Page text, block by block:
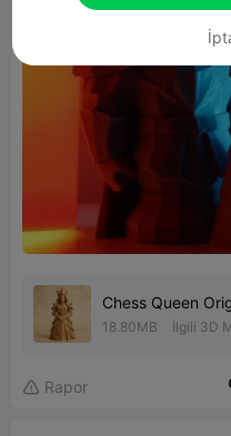
Chess Queen
18.80MB İlgili 3D
 Rapor